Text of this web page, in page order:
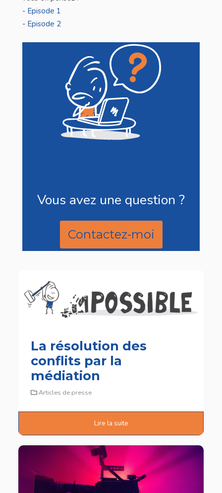
- Episode 1
- Episode 2
Vous avez une question ?
Contactez-moi
La résolution des
conflits par la
médiation
Articles de presse
Lire la suite